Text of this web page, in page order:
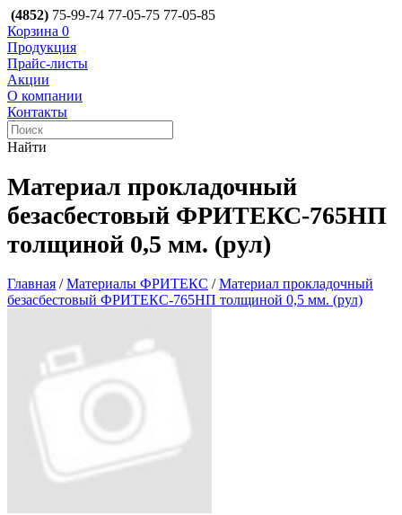
(4852) 75-99-74 77-05-75 77-05-85
Корзина 0
Продукция
Прайс-листы
Акции
О компании
Контакты
Найти
Материал прокладочный
безасбестовый ФРИТЕКС-765НП
толщиной 0,5 мм. (рул)
Главная /Материалы ФРИТЕКС /Материал прокладочный
безасбестовый ФРИТЕКС-765НП толщиной 0,5 мм. (рул)